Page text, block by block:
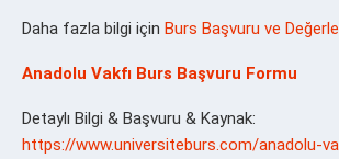
Daha fazla bilgi için Burs Başvuru ve
Anadolu Vakfı Burs Başvuru Formu
Detaylı Bilgi & Başvuru & Kaynak:
https://www.universiteburs.com/anadolu-